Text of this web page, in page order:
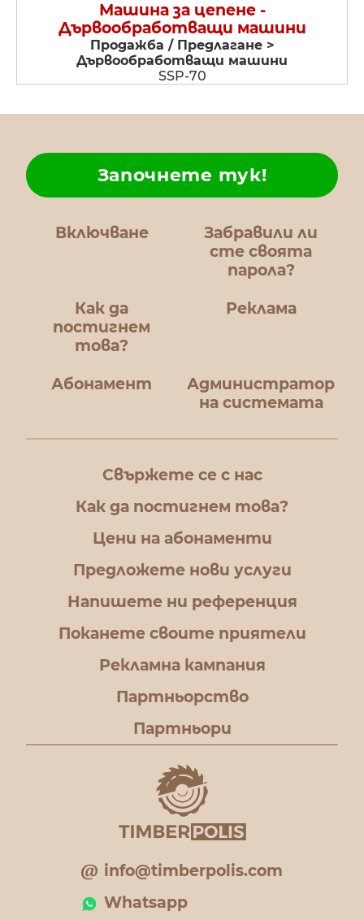
Машина за цепене -
Дървообработващи машини
Продажба / Предлагане >
Дървообработващи машини
SSP-70
Включване
Забравили ли
сте своята
парола?
Как да
постигнем
това?
Започнете тук!
Реклама
Абонамент
Администратор
на системата
Свържете се с нас
Как да постигнем това?
Цени на абонаменти
Предложете нови услуги
Напишете ни референция
Поканете своите приятели
Рекламна кампания
Партньорство
Партньори
info@timberpolis.com
Whatsapp